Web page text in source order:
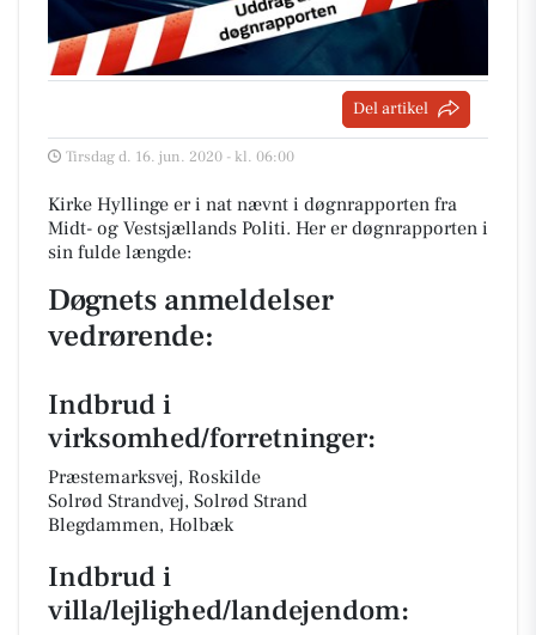
Del artikel
Tirsdag d. 16. jun. 2020 - kl. 06:00
Kirke Hyllinge er i nat nævnt i døgnrapporten fra
Midt- og Vestsjællands Politi. Her er døgnrapporten i
sin fulde længde:
Døgnets anmeldelser
vedrørende:
Indbrud i
virksomhed/forretninger:
Præstemarksvej, Roskilde
Solrød Strandvej, Solrød Strand
Blegdammen, Holbæk
Indbrud i
villa/lejlighed/landejendom: